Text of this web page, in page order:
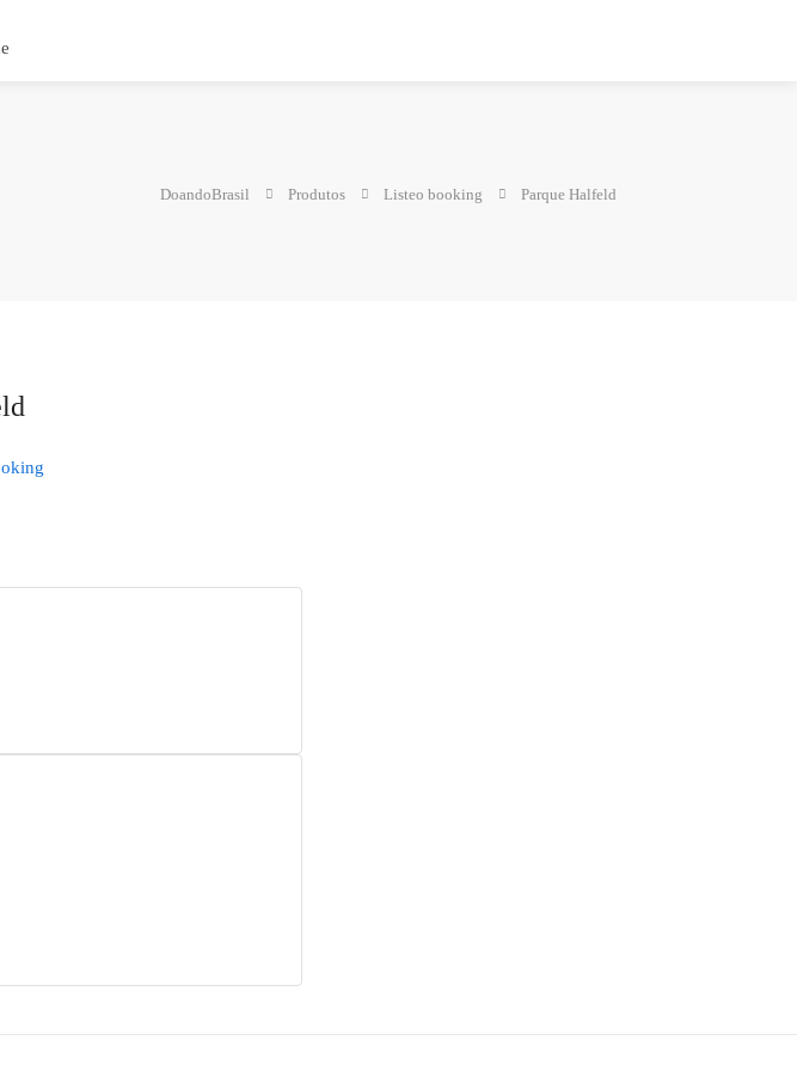
DoandoBrasil Produtos Listeo booking Parque Halfeld